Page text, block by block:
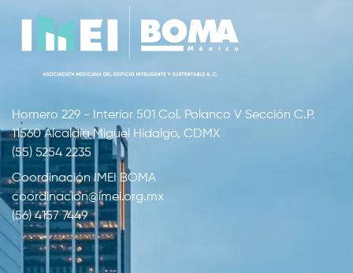
Homero 229 - Interior 501 Col. Polanco V Sección C.P.
11560 Alcaldía Miguel Hidalgo, CDMX
(55) 5254 2235
Coordinación IMEI BOMA
coordinacion@imei.org.mx
(56) 4157 7449